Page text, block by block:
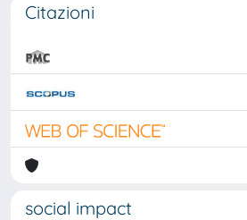
Citazioni
social impact